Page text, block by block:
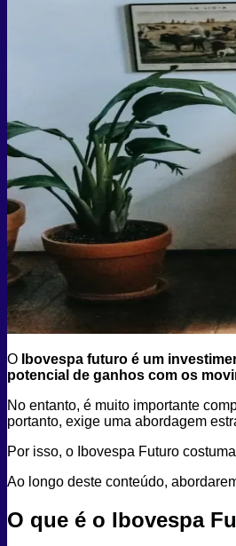
O Ibovespa futuro é um
potencial de ganhos com os
No entanto, é muito importante
portanto, exige uma abordagem
Por isso, o Ibovespa Futuro
Ao longo deste conteúdo,
O que é o Ibovespa